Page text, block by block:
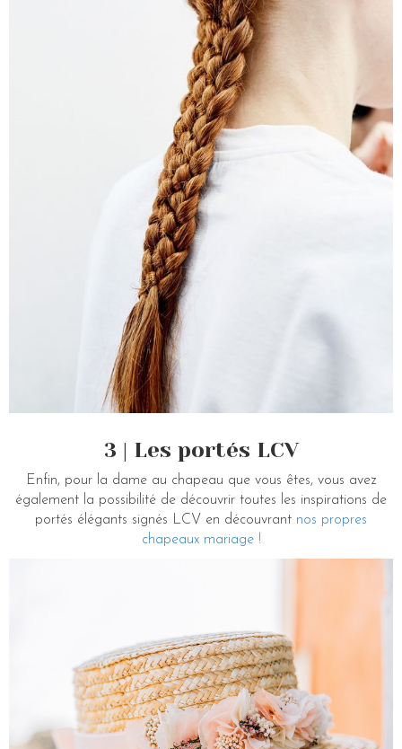
3 | Les portés LCV
Enfin, pour la dame au chapeau que vous êtes, vous avez
également la possibilité de découvrir toutes les inspirations de
portés élégants signés LCV en découvrant nos propres
chapeaux mariage !